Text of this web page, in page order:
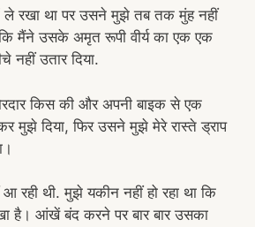
ले रखा था पर उसने मुझे तब तक मुंह नहीं
मैंने उसके अमृत रूपी वीर्य का एक एक
उतार दिया.
किस की और अपनी बाइक से एक
मुझे दिया, फिर उसने मुझे मेरे रास्ते ड्राप
रही थी. मुझे यकीन नहीं हो रहा था कि
है। आंखें बंद करने पर बार बार उसका